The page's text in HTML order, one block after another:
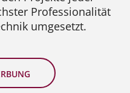
Professionalität
umgesetzt.